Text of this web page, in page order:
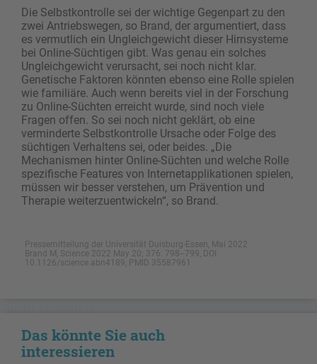
Die Selbstkontrolle sei der wichtige Gegenpart zu den
zwei Antriebswegen, so Brand, der argumentiert, dass
es vermutlich ein Ungleichgewicht dieser Hirnsysteme
bei Online-Süchtigen gibt. Was genau ein solches
Ungleichgewicht verursacht, sei noch nicht klar.
Genetische Faktoren könnten ebenso eine Rolle spielen
wie familiäre. Auch wenn bereits viel in der Forschung
zu Online-Süchten erreicht wurde, sind noch viele
Fragen offen. So sei noch nicht geklärt, ob eine
verminderte Selbstkontrolle Ursache oder Folge des
süchtigen Verhaltens sei, oder beides. „Die
Mechanismen hinter Online-Süchten und welche Rolle
spezifische Features von Internetapplikationen spielen,
müssen wir besser verstehen, um Prävention und
Therapie weiterzuentwickeln“, so Brand.
Pressemitteilung der Universität Duisburg-Essen, Mai 2022
Brand M, Science 2022 May 20; 376: 798‒799, DOI
10.1126/science.abn4189, PMID 35587961
Das könnte Sie auch
interessieren